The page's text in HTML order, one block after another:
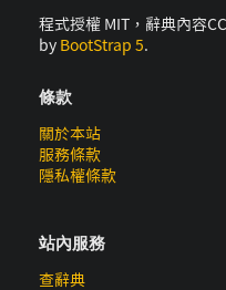
程式授權 MIT，辭典內容
by BootStrap 5.
條款
關於本站
服務條款
隱私權條款
站內服務
查辭典